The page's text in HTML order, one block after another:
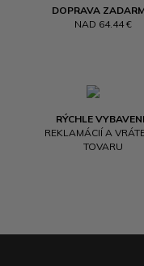
DOPRAVA
NAD 64.44 €
RÝCHLE
REKLAMÁCIÍ A
TOVARU